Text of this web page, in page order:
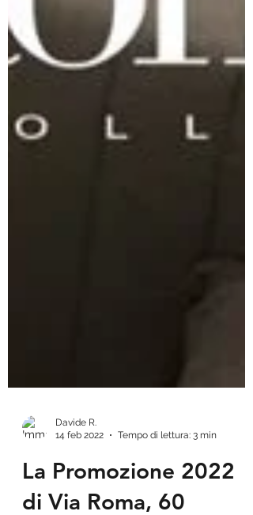
14 feb 2022
Tempo di lettura: 3 min
La Promozione 2022